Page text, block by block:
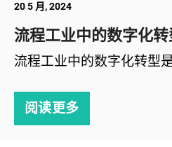
20 5 月, 2024
流程工业中的数字化
流程工业中的数字化转型
阅读更多